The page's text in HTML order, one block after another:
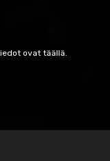
ovattäällä.